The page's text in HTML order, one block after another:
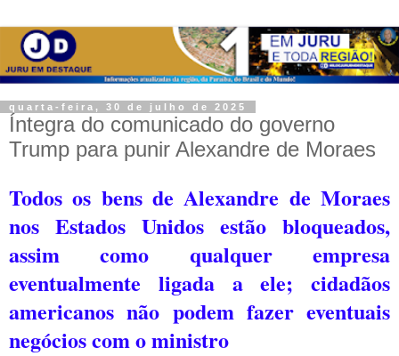
quarta-feira, 30 de julho de 2025
Íntegra do comunicado do governo
Trump para punir Alexandre de Moraes
Todos os bens de Alexandre de Moraes
nos Estados Unidos estão bloqueados,
assim como qualquer empresa
eventualmente ligada a ele; cidadãos
americanos não podem fazer eventuais
negócios com o ministro